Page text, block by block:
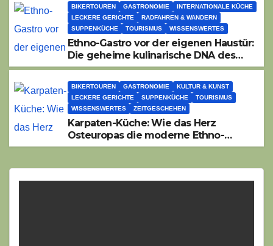
BIKERTOUREN GASTRONOMIE
INTERNATIONALE KÜCHE
LECKERE GERICHTE
RADFAHREN & WANDERN
SUPPENKÜCHE
TOURISMUS WISSENSWERTES
Ethno-Gastro vor der eigenen Haustür:
Die geheime kulinarische DNA des
Gasthofs „Zur Eiche“
BIKERTOUREN GASTRONOMIE
KULTUR & KUNST
LECKERE GERICHTE
SUPPENKÜCHE
TOURISMUS
WISSENSWERTES
ZEITGESCHEHEN
Karpaten-Küche: Wie das Herz
Osteuropas die moderne Ethno-
Gastronomie erobert